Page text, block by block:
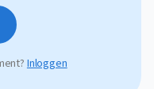
Inloggen